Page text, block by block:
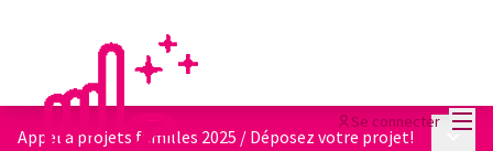
Se connecter
Appel à projets familles 2025 / Déposez votre projet!